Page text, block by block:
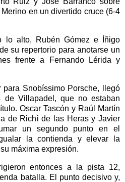
en un divertido cruce (6-4
lo alto, Rubén Gómez e Íñigo
su repertorio para anotarse un
frente a Fernando Lérida y
Snobíssimo Porsche, llegó
de Villapadel, que no estaban
Oscar Tascón y Raúl Martín
de Richi de las Heras y Javier
un segundo punto en el
la contienda y elevar la
máxima expresión.
entonces a la pista 12,
batalla. El punto decisivo y,